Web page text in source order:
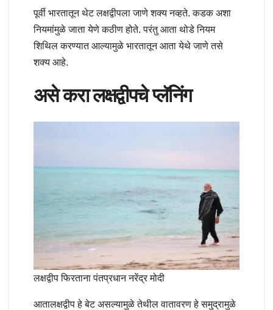
पूर्वी भारतातून थेट लक्षद्वीपला जाणे शक्य नव्हते. कडक अशा
नियमांमुळे जाता येणे कठीण होते. परंतु आता थोडे नियम
शिथिल करण्यात आल्यामुळे भारतातून आता येथे जाणे तसे
शक्य आहे.
असे करा लक्षद्वीपचे प्लॅनिंग
लक्षद्वीप फिरताना पंतप्रधान नरेंद्र मोदी
आतालक्षद्वीप हे बेट असल्यामुळे तेथील वातावरण हे समुद्रामुळे